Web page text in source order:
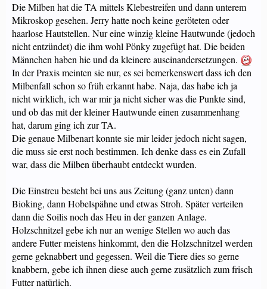
Die Milben hat die TA mittels Klebestreifen und dann unterem
Mikroskop gesehen. Jerry hatte noch keine geröteten oder
haarlose Hautstellen. Nur eine winzig kleine Hautwunde (jedoch
nicht entzündet) die ihm wohl Pönky zugefügt hat. Die beiden
Männchen haben hie und da kleinere auseinandersetzungen.
In der Praxis meinten sie nur, es sei bemerkenswert dass ich den
Milbenfall schon so früh erkannt habe. Naja, das habe ich ja
nicht wirklich, ich war mir ja nicht sicher was die Punkte sind,
und ob das mit der kleiner Hautwunde einen zusammenhang
hat, darum ging ich zur TA.
Die genaue Milbenart konnte sie mir leider jedoch nicht sagen,
die muss sie erst noch bestimmen. Ich denke dass es ein Zufall
war, dass die Milben überhaubt entdeckt wurden.
Die Einstreu besteht bei uns aus Zeitung (ganz unten) dann
Bioking, dann Hobelspähne und etwas Stroh. Später verteilen
dann die Soilis noch das Heu in der ganzen Anlage.
Holzschnitzel gebe ich nur an wenige Stellen wo auch das
andere Futter meistens hinkommt, den die Holzschnitzel werden
gerne geknabbert und gegessen. Weil die Tiere dies so gerne
knabbern, gebe ich ihnen diese auch gerne zusätzlich zum frisch
Futter natürlich.